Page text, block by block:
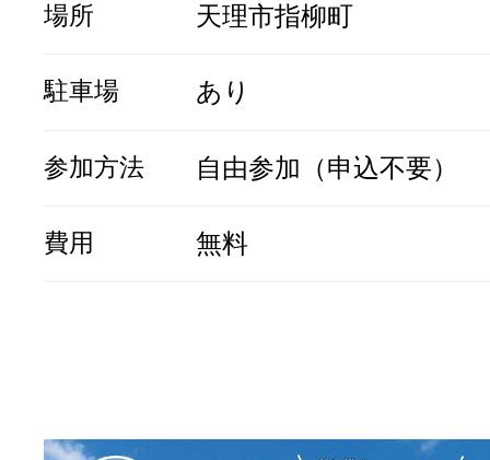
場所 天理市指柳町
駐車場 あり
参加方法 自由参加（申込不要）
費用 無料